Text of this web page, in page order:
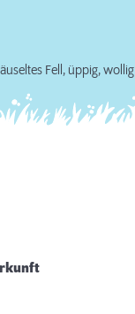
Fell, üppig, wollig